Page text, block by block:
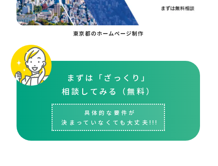
東京都のホームページ制作
まずは「ざっくり」
相談してみる（無料）
具体的な要件が
決まっていなくても大丈夫!!!